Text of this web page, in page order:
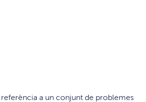
a un conjunt de problemes